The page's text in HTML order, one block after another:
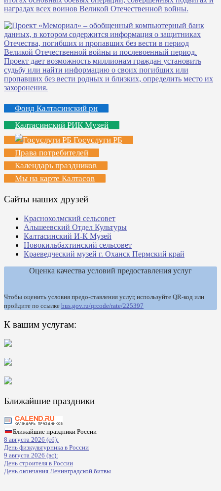
Фонд Калтасинский рн
Калтасинский РИК Музей
Госуслуги РБ
Права потребителей
Календарь праздников
Мы на карте Калтасов
Сайты наших друзей
Краснохолмский сельсовет
Альшеевский Отдел Культуры
Калтасинский И-К Музей
Новокильбахтинский сельсовет
Краеведческий музей г. Оханск Пермский край
Оценка качества условий предоставления услуг
Чтобы оценить условия предо-ставления услуг, используйте QR-код или
пройдите по ссылке bus.gov.ru/qrcode/rate/225397
К вашим услугам:
Ближайшие праздники
Ближайшие праздники России
8 августа 2026 (сб):
День физкультурника в России
9 августа 2026 (вс):
День строителя в России
День окончания Ленинградской битвы